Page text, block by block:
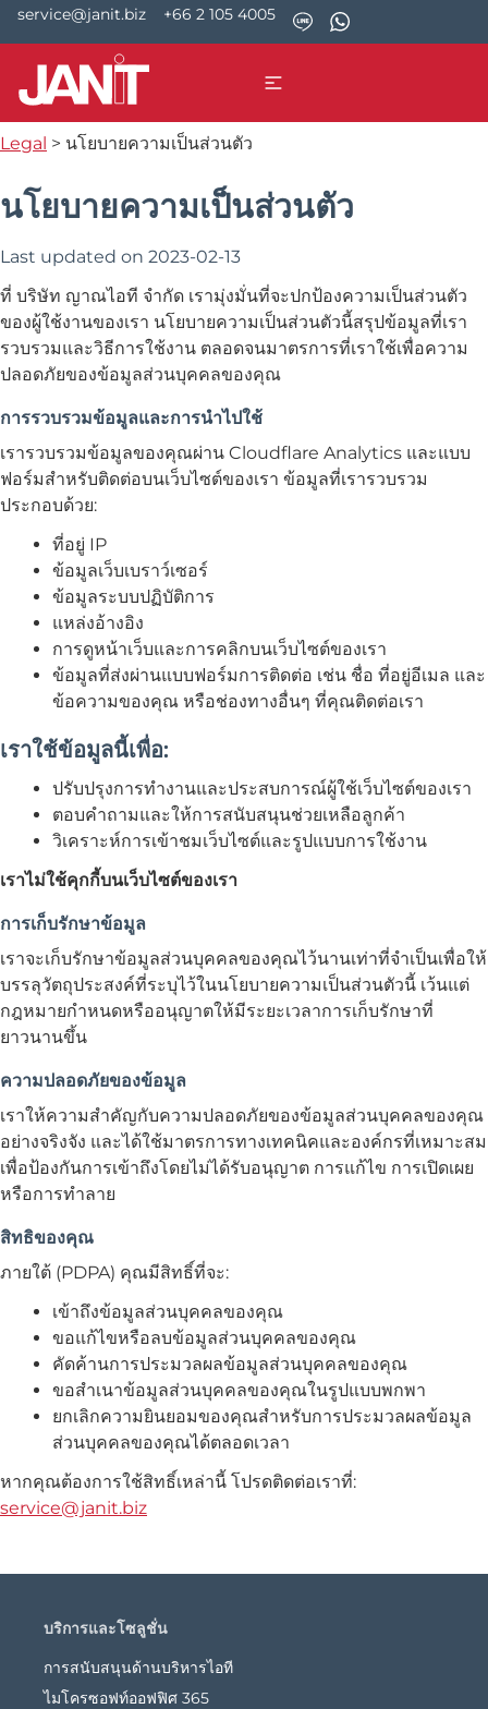
service@janit.biz +66 2 105 4005
Legal > นโยบายความเป็นส่วนตัว
นโยบายความเป็นส่วนตัว
Last updated on 2023-02-13
ที่ บริษัท ญาณไอที จำกัด เรามุ่งมั่นที่จะปกป้องความเป็นส่วนตัว
ของผู้ใช้งานของเรา นโยบายความเป็นส่วนตัวนี้สรุปข้อมูลที่เรา
รวบรวมและวิธีการใช้งาน ตลอดจนมาตรการที่เราใช้เพื่อความ
ปลอดภัยของข้อมูลส่วนบุคคลของคุณ
การรวบรวมข้อมูลและการนำไปใช้
เรารวบรวมข้อมูลของคุณผ่าน Cloudflare Analytics และแบบ
ฟอร์มสำหรับติดต่อบนเว็บไซต์ของเรา ข้อมูลที่เรารวบรวม
ประกอบด้วย:
ที่อยู่ IP
ข้อมูลเว็บเบราว์เซอร์
ข้อมูลระบบปฏิบัติการ
แหล่งอ้างอิง
การดูหน้าเว็บและการคลิกบนเว็บไซต์ของเรา
ข้อมูลที่ส่งผ่านแบบฟอร์มการติดต่อ เช่น ชื่อ ที่อยู่อีเมล และ
ข้อความของคุณ หรือช่องทางอื่นๆ ที่คุณติดต่อเรา
เราใช้ข้อมูลนี้เพื่อ:
ปรับปรุงการทำงานและประสบการณ์ผู้ใช้เว็บไซต์ของเรา
ตอบคำถามและให้การสนับสนุนช่วยเหลือลูกค้า
วิเคราะห์การเข้าชมเว็บไซต์และรูปแบบการใช้งาน
เราไม่ใช้คุกกี้บนเว็บไซต์ของเรา
การเก็บรักษาข้อมูล
เราจะเก็บรักษาข้อมูลส่วนบุคคลของคุณไว้นานเท่าที่จำเป็นเพื่อให้
บรรลุวัตถุประสงค์ที่ระบุไว้ในนโยบายความเป็นส่วนตัวนี้ เว้นแต่
กฎหมายกำหนดหรืออนุญาตให้มีระยะเวลาการเก็บรักษาที่
ยาวนานขึ้น
ความปลอดภัยของข้อมูล
เราให้ความสำคัญกับความปลอดภัยของข้อมูลส่วนบุคคลของคุณ
อย่างจริงจัง และได้ใช้มาตรการทางเทคนิคและองค์กรที่เหมาะสม
เพื่อป้องกันการเข้าถึงโดยไม่ได้รับอนุญาต การแก้ไข การเปิดเผย
หรือการทำลาย
สิทธิของคุณ
ภายใต้ (PDPA) คุณมีสิทธิ์ที่จะ:
เข้าถึงข้อมูลส่วนบุคคลของคุณ
ขอแก้ไขหรือลบข้อมูลส่วนบุคคลของคุณ
คัดค้านการประมวลผลข้อมูลส่วนบุคคลของคุณ
ขอสำเนาข้อมูลส่วนบุคคลของคุณในรูปแบบพกพา
ยกเลิกความยินยอมของคุณสำหรับการประมวลผลข้อมูล
ส่วนบุคคลของคุณได้ตลอดเวลา
หากคุณต้องการใช้สิทธิ์เหล่านี้ โปรดติดต่อเราที่:
service@janit.biz
บริการและโซลูชั่น
การสนับสนุนด้านบริหารไอที
ไมโครซอฟท์ออฟฟิศ 365